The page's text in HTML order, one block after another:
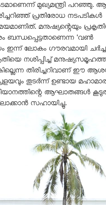
മുഖ്യമന്ത്രി പറഞ്ഞു. ആ
പ്രതിരോധ നടപടികൾ
മനുഷ്യന്റെയും
ബന്ധപ്പെട്ടതാണെന്ന ‘വൺ
ലോകം ഗൗരവമായി ചർച്ച
നശിപ്പിച്ച്
തിരിച്ചറിവാണ് ഈ
തുടർന്ന് ഉണ്ടായ
ആഘാതങ്ങൾ
സഹായിച്ചു.